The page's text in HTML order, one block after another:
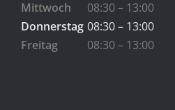
Mittwoch
08:30 – 13:00
Donnerstag 08:30 – 13:00
Freitag
08:30 – 13:00